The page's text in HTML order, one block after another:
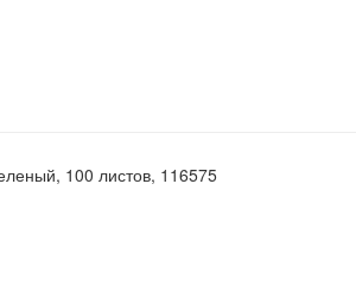
100 листов, 116575